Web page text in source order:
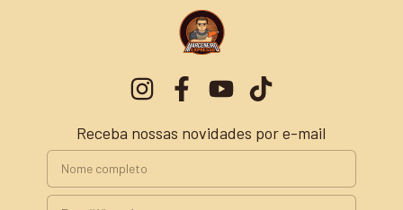
Receba nossas novidades por e-mail